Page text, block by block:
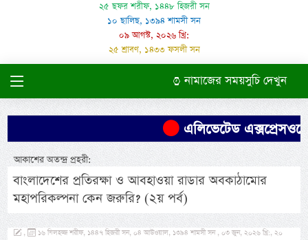
২৫ ছফর শরীফ, ১৪৪৮ হিজরী সন
১০ ছালিছ, ১৩৯৪ শামসী সন
০৯ আগস্ট, ২০২৬ খ্রি:
২৫ শ্রাবণ, ১৪৩৩ ফসলী সন
নামাজের সময়সুচি দেখুন
এলিভেটেড
আকাশের অতন্দ্র প্রহরী:
বাংলাদেশের প্রতিরক্ষা ও আবহাওয়া রাডার অবকাঠামোর
মহাপরিকল্পনা কেন জরুরি? (২য় পর্ব)
,
১৬ যিলহজ্জ শরীফ, ১৪৪৭ হিজরী সন, ০৪ আউওয়াল, ১৩৯৪ শামসী সন , ০৩ জুন, ২০২৬ খ্রি:, ২০